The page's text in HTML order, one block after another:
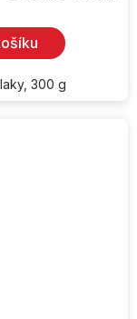
300 g